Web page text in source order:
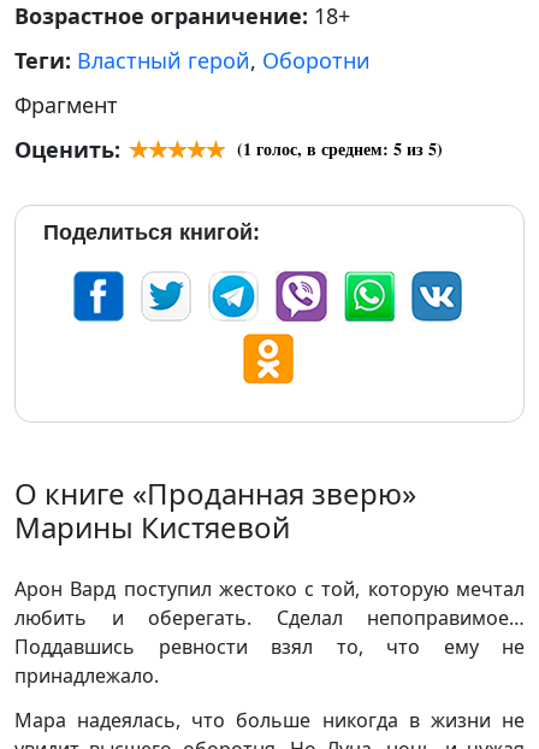
Возрастное ограничение: 18+
Теги: Властный герой, Оборотни
Фрагмент
Оценить:
(1 голос, в среднем: 5из 5)
Поделиться книгой:
О книге «Проданная зверю»
Марины Кистяевой
Арон Вард поступил жестоко с той, которую мечтал
любить и оберегать. Сделал непоправимое…
Поддавшись ревности взял то, что ему не
принадлежало.
Мара надеялась, что больше никогда в жизни не